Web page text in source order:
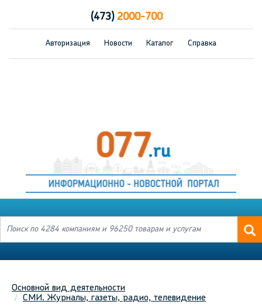
(473)2000-700
Авторизация Новости Каталог Справка
Основной вид деятельности
СМИ. Журналы, газеты, радио, телевидение